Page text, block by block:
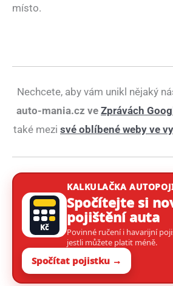
místo.
Nechcete, aby vám unikl nějaký
auto-mania.cz ve Zprávách
také mezi své oblíbené weby ve
Kč
KALKULAČKA
Spočítejte si
pojištění auta
Povinné ručení i havarijní
jestli můžete platit méně.
Spočítat pojistku →